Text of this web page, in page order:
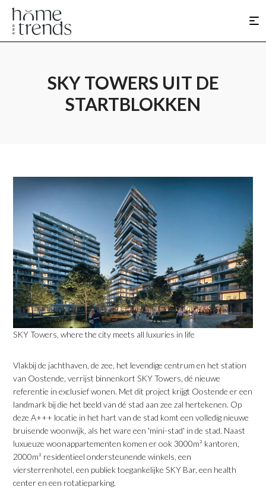
SKY TOWERS UIT DE
STARTBLOKKEN
SKY Towers, where the city meets all luxuries in life
Vlakbij de jachthaven, de zee, het levendige centrum en het station
van Oostende, verrijst binnenkort SKY Towers, dé nieuwe
referentie in exclusief wonen. Met dit project krijgt Oostende er een
landmark bij die het beeld van dé stad aan zee zal hertekenen. Op
deze A+++ locatie in het hart van de stad komt een volledig nieuwe
bruisende woonwijk, als het ware een 'mini-stad' in de stad. Naast
luxueuze woonappartementen komen er ook 3000m² kantoren,
2000m² residentieel ondersteunende winkels, een
viersterrenhotel, een publiek toegankelijke SKY Bar, een health
center en een rotatieparking.